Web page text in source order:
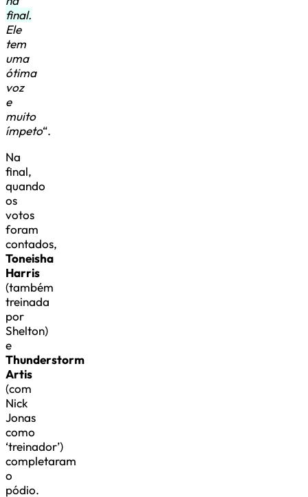
final.
Ele
tem
uma
ótima
voz
e
muito
ímpeto“.
Na
final,
quando
os
votos
foram
contados,
Toneisha
Harris
(também
treinada
por
Shelton)
e
Thunderstorm
Artis
(com
Nick
Jonas
como
‘treinador’)
completaram
o
pódio.